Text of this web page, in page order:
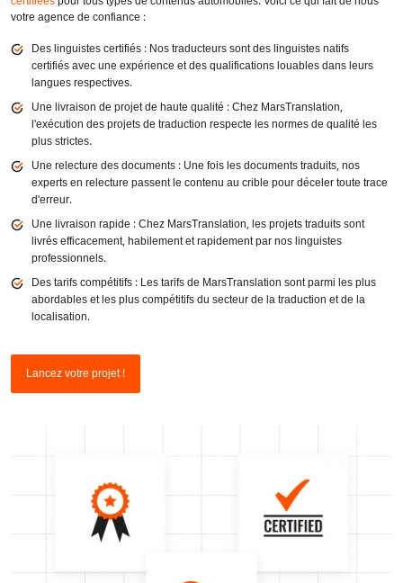
votre agence de confiance :
Des linguistes certifiés : Nos traducteurs sont des linguistes natifs
certifiés avec une expérience et des qualifications louables dans leurs
langues respectives.
Une livraison de projet de haute qualité : Chez MarsTranslation,
l'exécution des projets de traduction respecte les normes de qualité les
plus strictes.
Une relecture des documents : Une fois les documents traduits, nos
experts en relecture passent le contenu au crible pour déceler toute trace
d'erreur.
Une livraison rapide : Chez MarsTranslation, les projets traduits sont
livrés efficacement, habilement et rapidement par nos linguistes
professionnels.
Des tarifs compétitifs : Les tarifs de MarsTranslation sont parmi les plus
abordables et les plus compétitifs du secteur de la traduction et de la
localisation.
Lancez votre projet !